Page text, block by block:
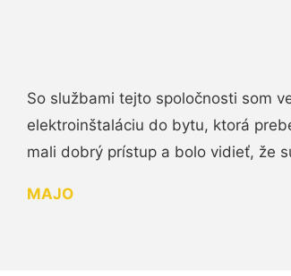
So službami tejto spoločnosti som
elektroinštaláciu do bytu, ktorá
mali dobrý prístup a bolo vidieť, že
MAJO